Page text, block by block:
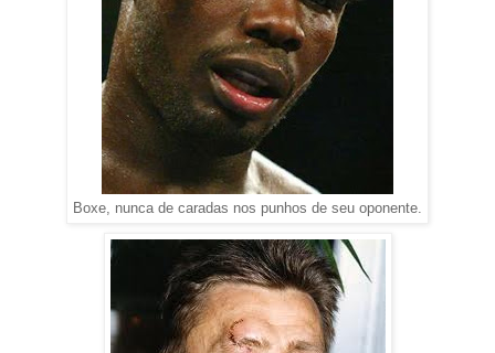
Boxe, nunca de caradas nos punhos de seu oponente.